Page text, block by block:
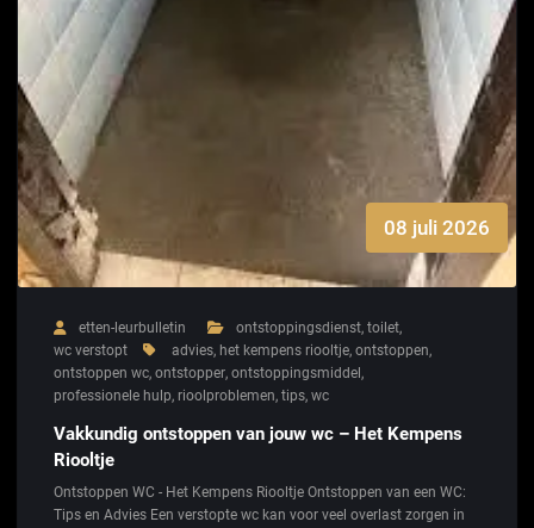
08 juli 2026
etten-leurbulletin ontstoppingsdienst, toilet,
wc verstopt
advies, het kempens riooltje, ontstoppen,
ontstoppen wc, ontstopper, ontstoppingsmiddel ,
professionele hulp, rioolproblemen, tips, wc
Vakkundig ontstoppen van jouw wc – Het Kempens
Riooltje
Ontstoppen WC - Het Kempens Riooltje Ontstoppen van een WC:
Tips en Advies Een verstopte wc kan voor veel overlast zorgen in